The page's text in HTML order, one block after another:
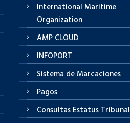
International Maritime
Organization
AMP CLOUD
INFOPORT
Sistema de Marcaciones
Pagos
Consultas Estatus Tribunal